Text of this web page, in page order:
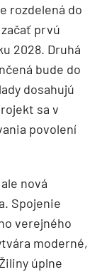
rozdelená do
prvú
2028. Druhá
bude do
dosahujú
sa v
povolení
nová
Spojenie
verejného
moderné,
úplne